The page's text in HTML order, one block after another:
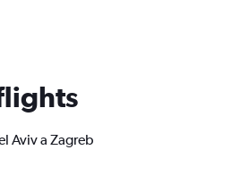
Aviv a Zagreb